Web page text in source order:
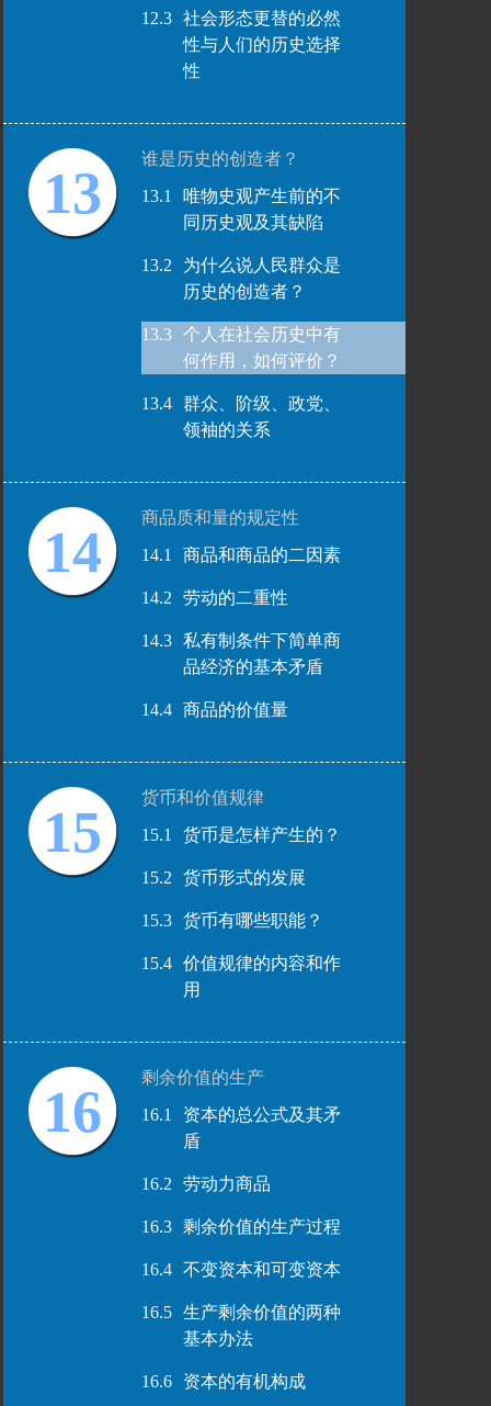
12.3
社会形态更替的必然
性与人们的历史选择
性
13
谁是历史的创造者？
13.1
唯物史观产生前的不
同历史观及其缺陷
13.2
为什么说人民群众是
历史的创造者？
13.3
个人在社会历史中有
何作用，如何评价？
13.4
群众、阶级、政党、
领袖的关系
14
商品质和量的规定性
14.1
商品和商品的二因素
14.2 劳动的二重性
14.3
私有制条件下简单商
品经济的基本矛盾
14.4 商品的价值量
15
货币和价值规律
15.1
货币是怎样产生的？
15.2 货币形式的发展
15.3 货币有哪些职能？
15.4
价值规律的内容和作
用
16
剩余价值的生产
16.1
资本的总公式及其矛
盾
16.2 劳动力商品
16.3 剩余价值的生产过程
16.4 不变资本和可变资本
16.5
生产剩余价值的两种
基本办法
16.6 资本的有机构成